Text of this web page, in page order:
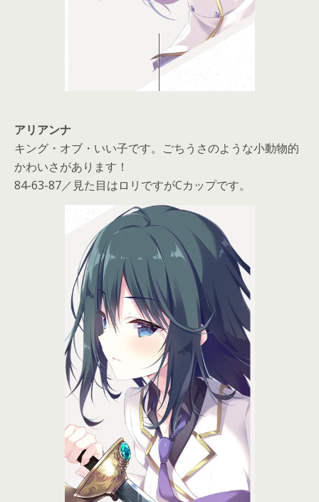
アリアンナ
キング・オブ・いい子です。ごちうさのような小動物的
かわいさがあります！
84-63-87／見た目はロリですがCカップです。